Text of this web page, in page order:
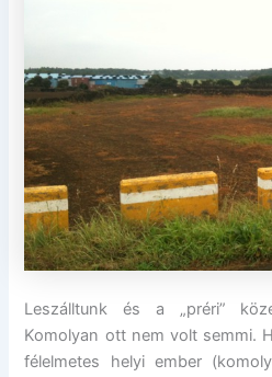
Leszálltunk és a „préri”
Komolyan ott nem volt semmi.
félelmetes helyi ember